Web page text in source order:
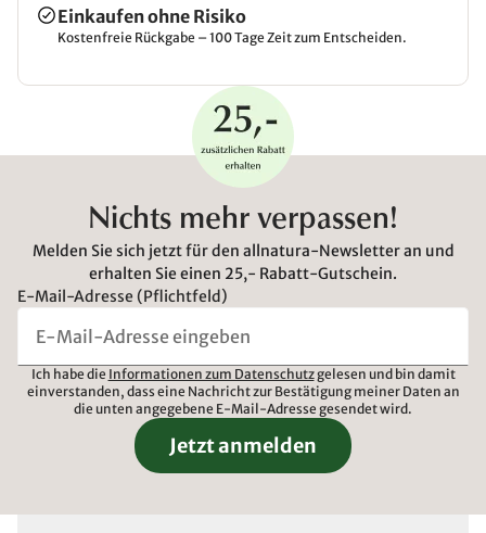
Einkaufen ohne Risiko
Kostenfreie Rückgabe – 100 Tage Zeit zum Entscheiden.
Nichts mehr verpassen!
Melden Sie sich jetzt für den allnatura-Newsletter an und
erhalten Sie einen 25,- Rabatt-Gutschein.
E-Mail-Adresse (Pflichtfeld)
Ich habe die Informationen zum Datenschutzgelesen und bin damit
einverstanden, dass eine Nachricht zur Bestätigung meiner Daten an
die unten angegebene E-Mail-Adresse gesendet wird.
Jetzt anmelden